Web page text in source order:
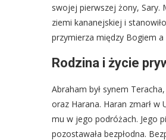
swojej pierwszej żony, Sary.
ziemi kananejskiej i
przymierza między Bogiem
Rodzina i życie
Abraham był synem
oraz Harana. Haran zmarł
mu w jego podróżach. Jego
pozostawała bezpłodna.